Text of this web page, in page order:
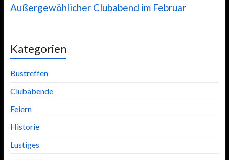
Außergewöhlicher Clubabend im Februar
Kategorien
Bustreffen
Clubabende
Feiern
Historie
Lustiges